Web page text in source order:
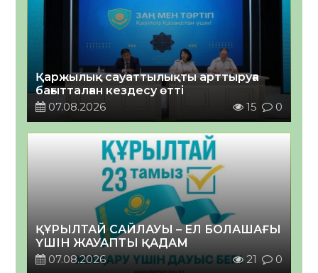
Қаржылық сауаттылықты арттыруға
бағытталған кездесу өтті
07.08.2026
15 0
ҚҰРЫЛТАЙ САЙЛАУЫ – ЕЛ БОЛАШАҒЫ
ҮШІН ЖАУАПТЫ ҚАДАМ
07.08.2026
21 0